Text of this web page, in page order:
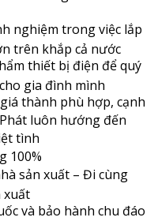
nghiệm trong việc lắp
trên khắp cả nước
thiết bị điện để quý
gia đình mình
thành phù hợp, cạnh
luôn hướng đến
tình
100%
sản xuất – Đi cùng
xuất
và bảo hành chu đáo